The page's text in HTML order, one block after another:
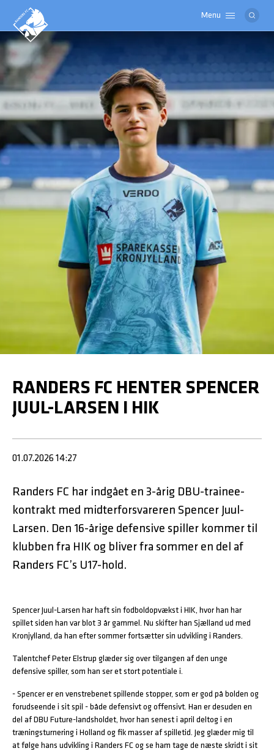
Logo
Menu
RANDERS FC HENTER SPENCER
JUUL-LARSEN I HIK
01.07.2026 14:27
Randers FC har indgået en 3-årig DBU-trainee-
kontrakt med midterforsvareren Spencer Juul-
Larsen. Den 16-årige defensive spiller kommer til
klubben fra HIK og bliver fra sommer en del af
Randers FC’s U17-hold.
Spencer Juul-Larsen har haft sin fodboldopvækst i HIK, hvor han har
spillet siden han var blot 3 år gammel. Nu skifter han Sjælland ud med
Kronjylland, da han efter sommer fortsætter sin udvikling i Randers.
Talentchef Peter Elstrup glæder sig over tilgangen af den unge
defensive spiller, som han ser et stort potentiale i.
- Spencer er en venstrebenet spillende stopper, som er god på bolden og
forudseende i sit spil - både defensivt og offensivt. Han er desuden en
del af DBU Future-landsholdet, hvor han senest i april deltog i en
træningsturnering i Holland og fik masser af spilletid. Jeg glæder mig til
at følge hans udvikling i Randers FC og se ham tage de næste skridt i sit